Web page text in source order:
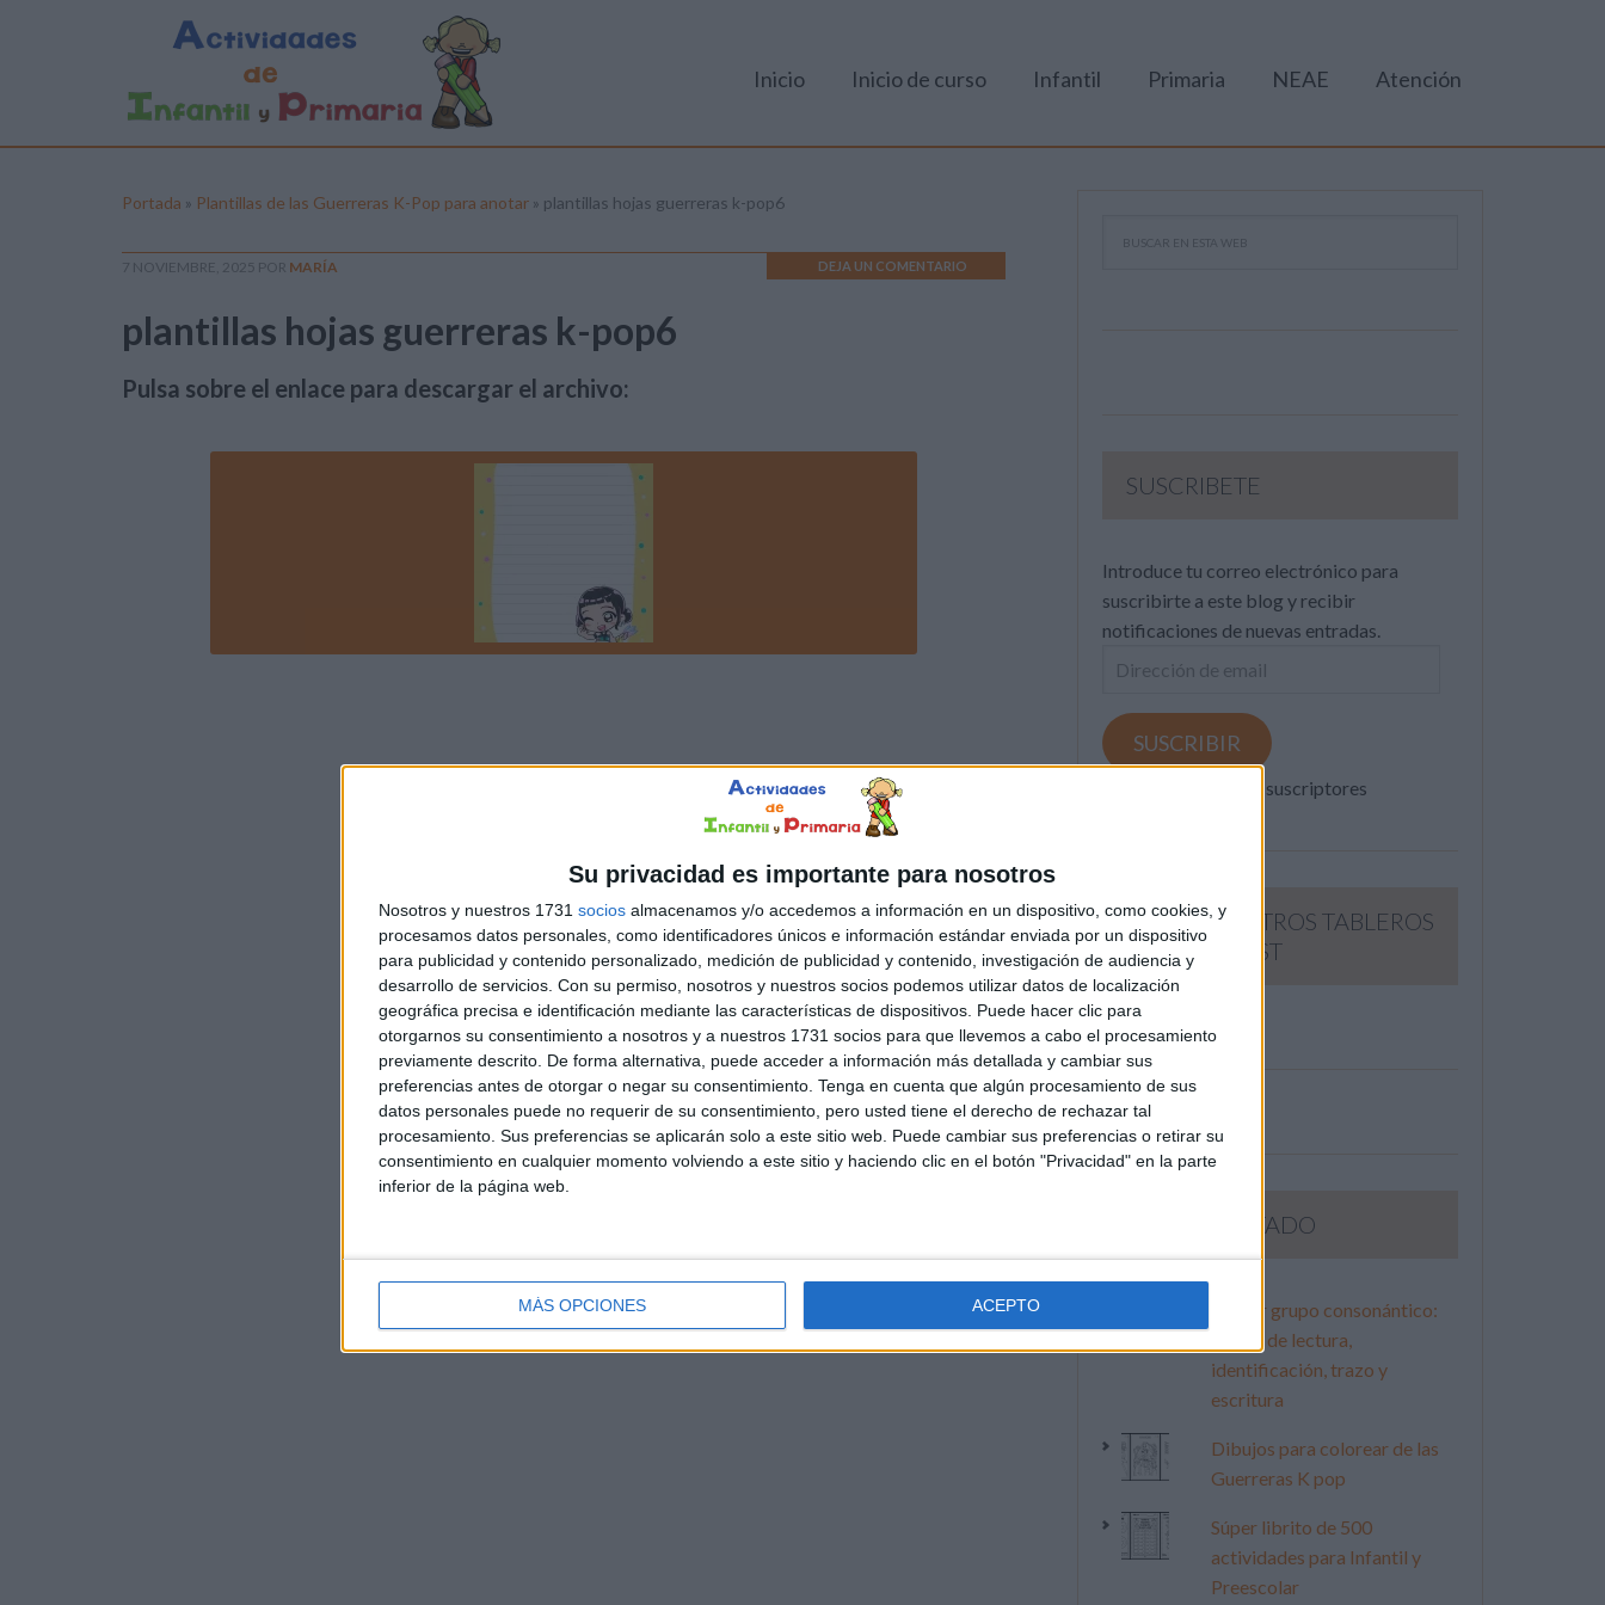
Su privacidad es importante para nosotros
Nosotros y nuestros 1731 socios almacenamos y/o accedemos a información en un dispositivo, como cookies, y
procesamos datos personales, como identificadores únicos e información estándar enviada por un dispositivo
para publicidad y contenido personalizado, medición de publicidad y contenido, investigación de audiencia y
desarrollo de servicios. Con su permiso, nosotros y nuestros socios podemos utilizar datos de localización
geográfica precisa e identificación mediante las características de dispositivos. Puede hacer clic para
otorgarnos su consentimiento a nosotros y a nuestros 1731 socios para que llevemos a cabo el procesamiento
previamente descrito. De forma alternativa, puede acceder a información más detallada y cambiar sus
preferencias antes de otorgar o negar su consentimiento. Tenga en cuenta que algún procesamiento de sus
datos personales puede no requerir de su consentimiento, pero usted tiene el derecho de rechazar tal
procesamiento. Sus preferencias se aplicarán solo a este sitio web. Puede cambiar sus preferencias o retirar su
consentimiento en cualquier momento volviendo a este sitio y haciendo clic en el botón "Privacidad" en la parte
inferior de la página web.
MÁS OPCIONES ACEPTO
Inicio Inicio de curso Infantil Primaria NEAE Atención
Portada » Plantillas de las Guerreras K-Pop para anotar » plantillas hojas guerreras k-pop6
7 NOVIEMBRE, 2025 POR MARÍA DEJA UN COMENTARIO
plantillas hojas guerreras k-pop6
Pulsa sobre el enlace para descargar el archivo:
SUSCRIBETE
Introduce tu correo electrónico para
suscribirte a este blog y recibir
notificaciones de nuevas entradas.
Dirección
email
SUSCRIBIR
Únete a otros 371K suscriptores
SIGUE NUESTROS TABLEROS
EN PINTEREST
LO MÁS VISITADO
Primer grupo consonántico:
Fichas de lectura,
identificación, trazo y
escritura
Dibujos para colorear de las
Guerreras K pop
Súper librito de 500
actividades para Infantil y
Preescolar